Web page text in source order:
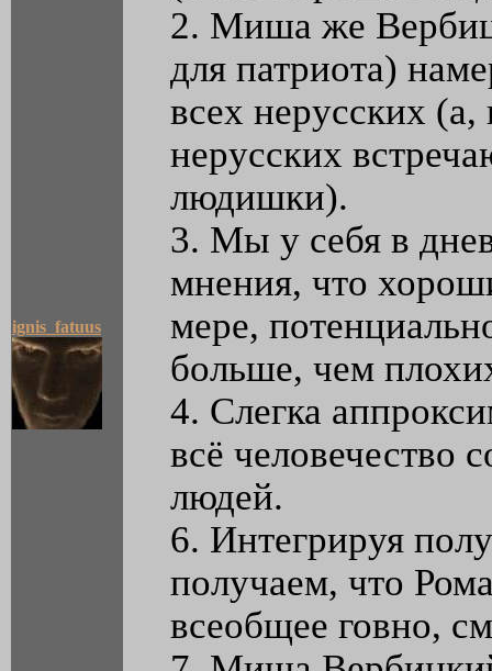
ignis_fatuus
2. Миша же
для патриота)
всех нерусских (а,
нерусских
людишки).
3. Мы у себя в
мнения, что
мере,
больше, чем
4. Слегка
всё человечество
людей.
6. Интегрируя
получаем, что
всеобщее говно,